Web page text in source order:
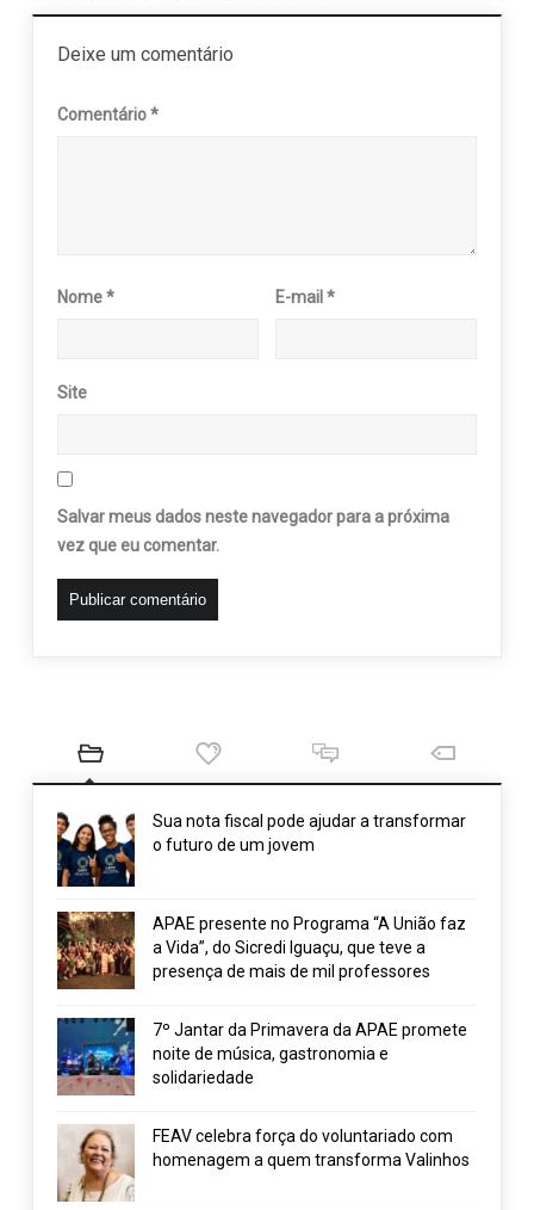
Deixe um comentário
Comentário*
Nome* E-mail*
Site
Salvar meus dados neste navegador para a próxima
vez que eu comentar.
Sua nota fiscal pode ajudar a transformar
o futuro de um jovem
APAE presente no Programa “A União faz
a Vida”, do Sicredi Iguaçu, que teve a
presença de mais de mil professores
7º Jantar da Primavera da APAE promete
noite de música, gastronomia e
solidariedade
FEAV celebra força do voluntariado com
homenagem a quem transforma Valinhos